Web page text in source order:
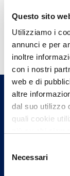
Questo sito
Utilizziamo i
annunci e per
inoltre
con i nostri
web e di
altre
dal suo utilizzo
quali cookie
può trovare nel
delNecessari
Hai
Trova
un nostro